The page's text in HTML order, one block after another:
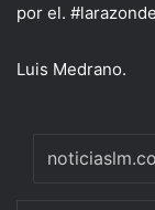
por el.
Luis Medrano.